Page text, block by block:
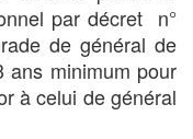
par décret n°
de général de
ans minimum pour
à celui de général